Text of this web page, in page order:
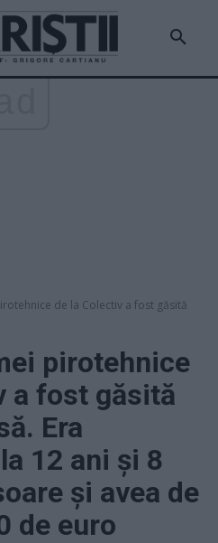
de la Colectiv a fost găsită
pirotehnice
a fost găsită
Era
12 ani și 8
și avea de
de euro